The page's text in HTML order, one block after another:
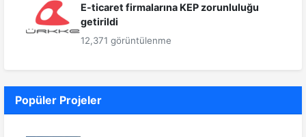
E-ticaret firmalarına KEP zorunluluğu
getirildi
12,371 görüntülenme
Popüler Projeler